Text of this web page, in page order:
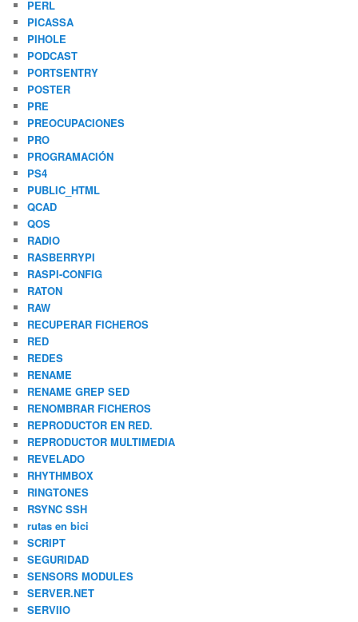
PERL
PICASSA
PIHOLE
PODCAST
PORTSENTRY
POSTER
PRE
PREOCUPACIONES
PRO
PROGRAMACIÓN
PS4
PUBLIC_HTML
QCAD
QOS
RADIO
RASBERRYPI
RASPI-CONFIG
RATON
RAW
RECUPERAR FICHEROS
RED
REDES
RENAME
RENAME GREP SED
RENOMBRAR FICHEROS
REPRODUCTOR EN RED.
REPRODUCTOR MULTIMEDIA
REVELADO
RHYTHMBOX
RINGTONES
RSYNC SSH
rutas en bici
SCRIPT
SEGURIDAD
SENSORS MODULES
SERVER.NET
SERVIIO